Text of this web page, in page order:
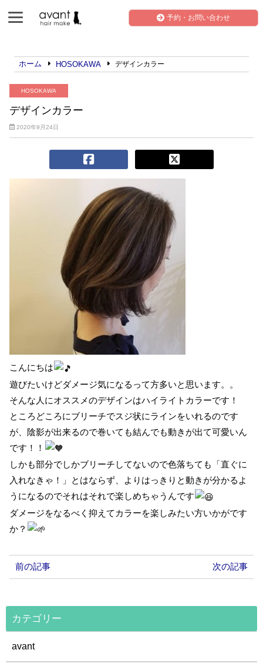
予約・お問い合わせ
ホーム HOSOKAWA デザインカラー
HOSOKAWA
デザインカラー
2020年9月24日
こんにちは
遊びたいけどダメージ気になるって方多いと思います。。
そんな人にオススメのデザインはハイライトカラーです！
ところどころにブリーチでスジ状にラインをいれるのです
が、陰影が出来るので巻いても結んでも動きが出て可愛いん
です！！
しかも部分でしかブリーチしてないので色落ちても「直ぐに
入れなきゃ！」とはならず、よりはっきりと動きが分かるよ
うになるのでそれはそれで楽しめちゃうんです
ダメージをなるべく抑えてカラーを楽しみたい方いかがです
か？
前の記事 次の記事
カテゴリー
avant